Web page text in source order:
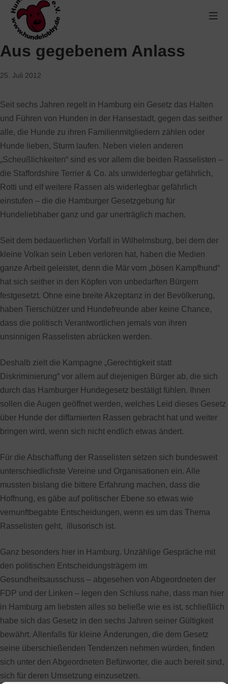
Aus gegebenem Anlass
25. Juli 2012
Seit sechs Jahren regelt in Hamburg ein Gesetz das Halten
und Führen von Hunden in der Hansestadt, gegen das seither
alle, die Hunde zu ihren Familienmitgliedern zählen oder
Hunde lieben, Sturm laufen. Neben vielen anderen
„Scheußlichkeiten“ sind es vor allem die beiden Rasselisten –
die Staffordshire Terrier & Co. als unwiderlegbar gefährlich,
Rotti und elf weitere Rassen als widerlegbar gefährlich
einstufen – die die Hamburger Gesetzgebung für
Hundeliebhaber ganz und gar unerträglich machen.
Seit dem bedauerlichen Vorfall in Wilhelmsburg, bei dem der
kleine Volkan sein Leben verloren hat, haben die Medien
ganze Arbeit geleistet, denn die Mär vom „bösen Kampfhund“
hat sich seither in den Köpfen von unbedarften Bürgern
festgesetzt. Ohne eine breite Akzeptanz in der Bevölkerung,
haben Tierschützer und Hundefreunde aber keine Chance,
dass die politisch Verantwortlichen jemals von ihren
unsinnigen Rasselisten abrücken werden.
Deshalb zielt die Kampagne „Gerechtigkeit statt
Diskriminierung“ vor allem auf diejenigen Bürger ab, die sich
durch das Hamburger Hundegesetz bestätigt fühlen. Ihnen
sollen die Augen geöffnet werden, welches Leid dieses Gesetz
über Hunde der diffamierten Rassen gebracht hat und weiter
bringen wird, wenn sich nicht endlich etwas ändert.
Für die Abschaffung der Rasselisten setzen sich bundesweit
unterschiedlichste Vereine und Organisationen ein. Alle
mussten bislang die bittere Erfahrung machen, dass die
Hoffnung, es gäbe auf politischer Ebene so etwas wie
vernunftbegabte Entscheidungen, wenn es um das Thema
Rasselisten geht, illusorisch ist.
Ganz besonders hier in Hamburg. Unzählige Gespräche mit
den politischen Entscheidungsträgern im
Gesundheitsausschuss – abgesehen von Abgeordneten der
FDP und der Linken – legen den Schluss nahe, dass man hier
in Hamburg am liebsten alles so beließe wie es ist, schließlich
habe sich das Gesetz in den sechs Jahren seiner Gültigkeit
bewährt. Allenfalls für kleine Änderungen, die dem Gesetz
seine überschießenden Tendenzen nehmen würden, finden
sich unter den Abgeordneten Befürworter, die auch bereit sind,
sich für deren Umsetzung einzusetzen.